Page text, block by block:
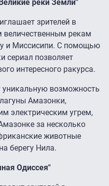
реки Земли"
зрителей в
величественным рекам
и Миссисипи. С помощью
сериал позволяет
интересного ракурса.
уникальную возможность
Амазонки,
электрическим угрем,
за несколько
животные
берегу Нила.
Одиссея"